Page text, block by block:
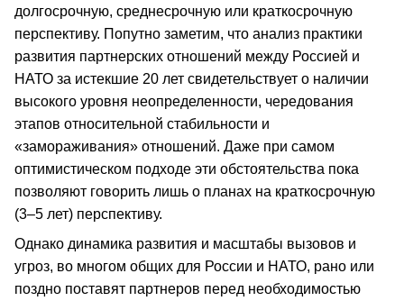
долгосрочную, среднесрочную или краткосрочную
перспективу. Попутно заметим, что анализ практики
развития партнерских отношений между Россией и
НАТО за истекшие 20 лет свидетельствует о наличии
высокого уровня неопределенности, чередования
этапов относительной стабильности и
«замораживания» отношений. Даже при самом
оптимистическом подходе эти обстоятельства пока
позволяют говорить лишь о планах на краткосрочную
(3–5 лет) перспективу.
Однако динамика развития и масштабы вызовов и
угроз, во многом общих для России и НАТО, рано или
поздно поставят партнеров перед необходимостью